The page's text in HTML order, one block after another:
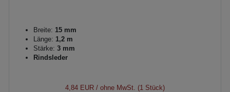
Breite: 15 mm
Länge: 1,2 m
Stärke: 3 mm
Rindsleder
4,84 EUR / ohne MwSt. (1 Stück)